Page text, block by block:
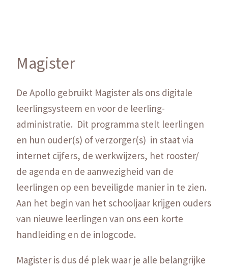
Magister
De Apollo gebruikt Magister als ons digitale
leerlingsysteem en voor de leerling-
administratie. Dit programma stelt leerlingen
en hun ouder(s) of verzorger(s) in staat via
internet cijfers, de werkwijzers, het rooster/
de agenda en de aanwezigheid van de
leerlingen op een beveiligde manier in te zien.
Aan het begin van het schooljaar krijgen ouders
van nieuwe leerlingen van ons een korte
handleiding en de inlogcode.
Magister is dus dé plek waar je alle belangrijke